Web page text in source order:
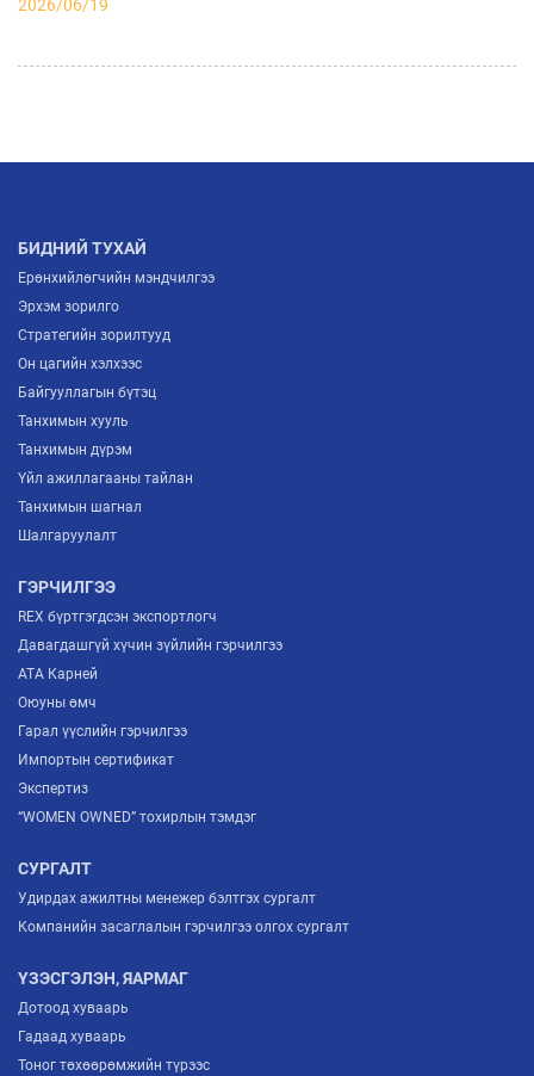
БАЙГУУЛАГДЛАА
2026/06/19
БИДНИЙ ТУХАЙ
Ерөнхийлөгчийн мэндчилгээ
Эрхэм зорилго
Стратегийн зорилтууд
Он цагийн хэлхээс
Байгууллагын бүтэц
Танхимын хууль
Танхимын дүрэм
Үйл ажиллагааны тайлан
Танхимын шагнал
Шалгаруулалт
ГЭРЧИЛГЭЭ
REX бүртгэгдсэн экспортлогч
Давагдашгүй хүчин зүйлийн гэрчилгээ
ATA Карней
Оюуны өмч
Гарал үүслийн гэрчилгээ
Импортын сертификат
Экспертиз
“WOMEN OWNED” тохирлын тэмдэг
СУРГАЛТ
Удирдах ажилтны менежер бэлтгэх сургалт
Компанийн засаглалын гэрчилгээ олгох сургалт
ҮЗЭСГЭЛЭН, ЯАРМАГ
Дотоод хуваарь
Гадаад хуваарь
Тоног төхөөрөмжийн түрээс